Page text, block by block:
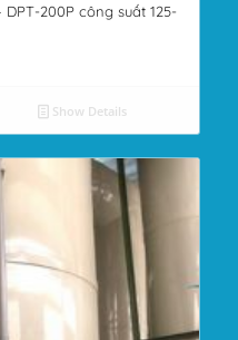
200P công suất 125-
Show Details